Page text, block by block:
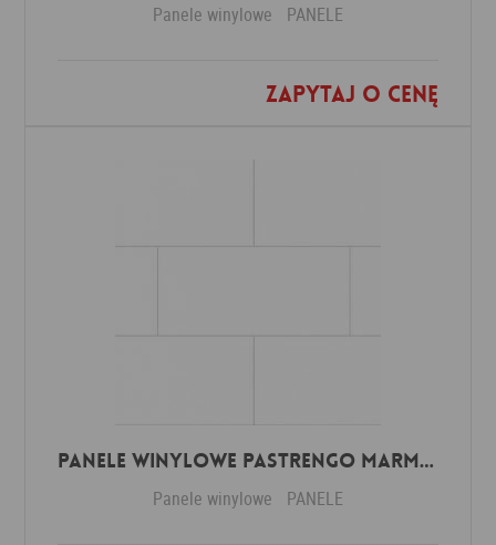
Panele winylowe PANELE
Zapytaj o cenę
Dodaj do ulubionych
Panele winylowe Pastrengo marmor beige 57590 Klasa 34 3 mm
Panele winylowe PANELE